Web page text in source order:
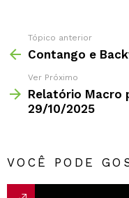
Tópico anterior
Contango e
Ver Próximo
Relatório Macro
29/10/2025
VOCÊ PODE